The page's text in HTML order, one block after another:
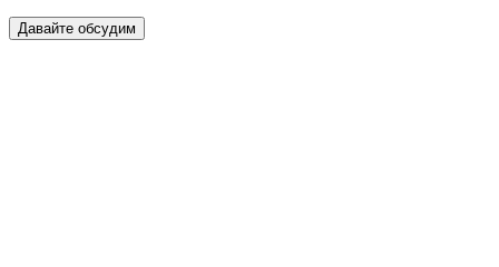
Давайте обсудим